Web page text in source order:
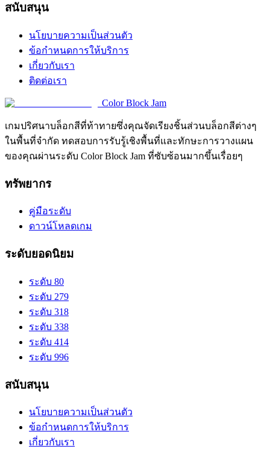
สนับสนุน
นโยบายความเป็นส่วนตัว
ข้อกำหนดการให้บริการ
เกี่ยวกับเรา
ติดต่อเรา
Color Block Jam
เกมปริศนาบล็อกสีที่ท้าทายซึ่งคุณจัดเรียงชิ้นส่วนบล็อกสีต่างๆ
ในพื้นที่จำกัด ทดสอบการรับรู้เชิงพื้นที่และทักษะการวางแผน
ของคุณผ่านระดับ Color Block Jam ที่ซับซ้อนมากขึ้นเรื่อยๆ
ทรัพยากร
คู่มือระดับ
ดาวน์โหลดเกม
ระดับยอดนิยม
ระดับ 80
ระดับ 279
ระดับ 318
ระดับ 338
ระดับ 414
ระดับ 996
สนับสนุน
นโยบายความเป็นส่วนตัว
ข้อกำหนดการให้บริการ
เกี่ยวกับเรา